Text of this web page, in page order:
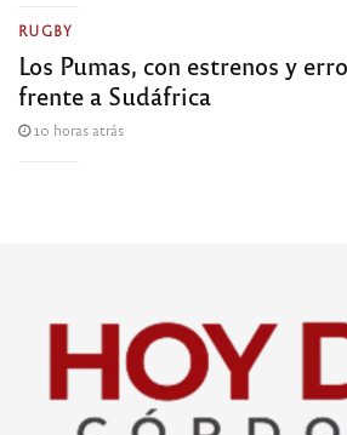
RUGBY
Los Pumas, con estrenos y
frente a Sudáfrica
10 horas atrás